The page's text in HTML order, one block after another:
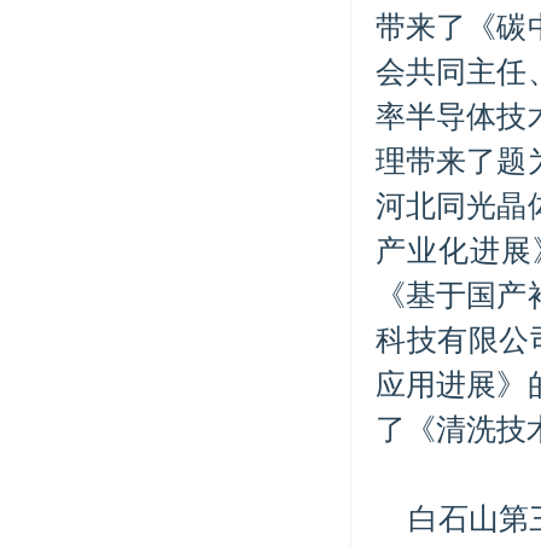
带来了《碳
会共同主任
率半导体技
理带来了题
河北同光晶
产业化进
《基于国
科技有限公
应用进展》
了《清洗技
白石山第